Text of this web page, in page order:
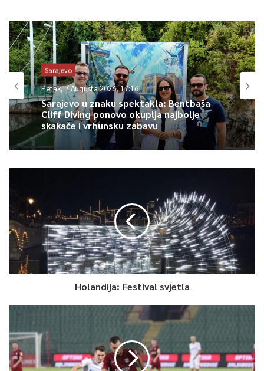
iscjeljitelja čovječanstva, nešto što bi trebalo liječiti ljude,
voditi ka saglasju među ljudima, ta ljubav je čista, iskrena,
nepokvarena, prava koja se može prikazati kroz jedno
književno djelo”, kazao je Herco.
Molski zapisi autorova su posebnost, književna vrsta koja spaja
prozu i poeziju, izaziva lijepe emocije kod ljudi, a emocija koju
želi da gradi je ljubav jer na njoj sve počiva.
dovoljnih za veliku sreću, usplahirenost i one leptire u stomaku
za kojima svaki čovjek, za života, traga.
Promocije ove zbirke su planirane u narednom periodu i u
drugim gradovima i bit će prilika da se ljubitelji lijepe riječi
uvjere da „Ljubav na prvi pogled“, uistinu, postaje i ljubav na
prvo čitanje.
0
Article Rating
Sarajevo
Petak, 7 Augusta 2026, 17:16
Sarajevo u znaku spektakla: Bentbaša
Cliff Diving ponovo okuplja najbolje
skakače i vrhunsku zabavu
Holandija: Festival svjetla